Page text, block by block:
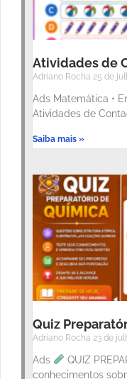
Atividades de
Adriano Rocha 25 de
Ads Matemática •
Atividades de
Saiba mais »
Quiz
Adriano Rocha 23 de
Ads
QUIZ
conhecimentos